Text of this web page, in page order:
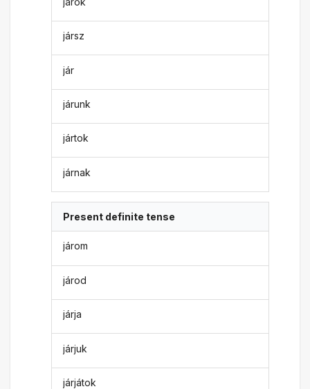
jársz
jár
járunk
jártok
járnak
Present definite tense
járom
járod
járja
járjuk
járjátok